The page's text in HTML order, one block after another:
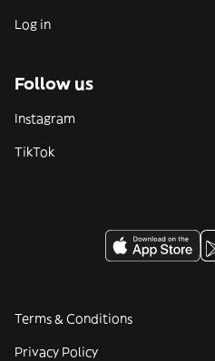
Log in
Follow us
Instagram
TikTok
Terms & Conditions
Privacy Policy